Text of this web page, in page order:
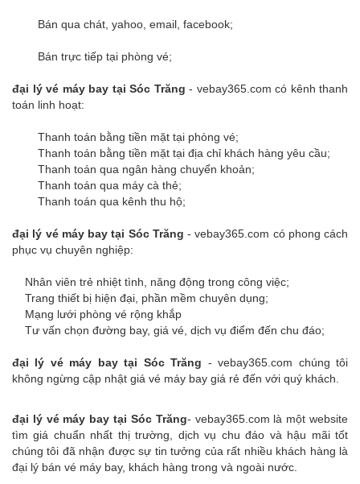
Bán qua chát, yahoo, email, facebook;
Bán trực tiếp tại phòng vé;
đại lý vé máy bay tại Sóc Trăng - vebay365.com có kênh thanh
toán linh hoạt:
Thanh toán bằng tiền mặt tại phòng vé;
Thanh toán bằng tiền mặt tại địa chỉ khách hàng yêu cầu;
Thanh toán qua ngân hàng chuyển khoản;
Thanh toán qua máy cà thẻ;
Thanh toán qua kênh thu hộ;
đại lý vé máy bay tại Sóc Trăng - vebay365.com có phong cách
phục vụ chuyên nghiệp:
Nhân viên trẻ nhiệt tình, năng động trong công việc;
Trang thiết bị hiện đại, phần mềm chuyên dụng;
Mạng lưới phòng vé rộng khắp
Tư vấn chọn đường bay, giá vé, dịch vụ điểm đến chu đáo;
đại lý vé máy bay tại Sóc Trăng - vebay365.com chúng tôi
không ngừng cập nhật giá vé máy bay giá rẻ đến với quý khách.
đại lý vé máy bay tại Sóc Trăng- vebay365.com là một website
tìm giá chuẩn nhất thị trường, dịch vụ chu đáo và hậu mãi tốt
chúng tôi đã nhận được sự tin tưởng của rất nhiều khách hàng là
đại lý bán vé máy bay, khách hàng trong và ngoài nước.